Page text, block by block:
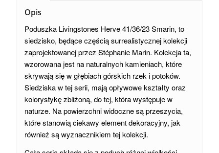
Opis
Poduszka Livingstones Herve 41/36/23 Smarin, to
siedzisko, będące częścią surrealistycznej kolekcji
zaprojektowanej przez Stéphanie Marin. Kolekcja ta,
wzorowana jest na naturalnych kamieniach, które
skrywają się w głębiach górskich rzek i potoków.
Siedziska w tej serii, mają opływowe kształty oraz
kolorystykę zbliżoną, do tej, która występuje w
naturze. Na powierzchni widoczne są przeszycia,
które stanowią ciekawy element dekoracyjny, jak
również są wyznacznikiem tej kolekcji.